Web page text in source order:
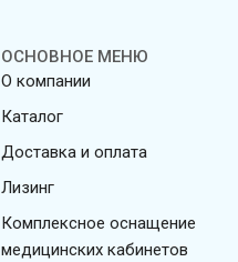
ОСНОВНОЕ МЕНЮ
О компании
Каталог
Доставка и оплата
Лизинг
Комплексное оснащение
медицинских кабинетов